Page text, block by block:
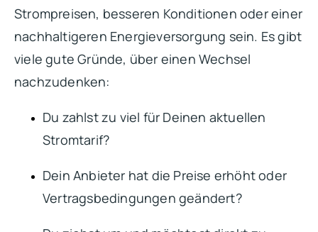
Strompreisen, besseren Konditionen oder einer
nachhaltigeren Energieversorgung sein. Es gibt
viele gute Gründe, über einen Wechsel
nachzudenken:
Du zahlst zu viel für Deinen aktuellen
Stromtarif?
Dein Anbieter hat die Preise erhöht oder
Vertragsbedingungen geändert?